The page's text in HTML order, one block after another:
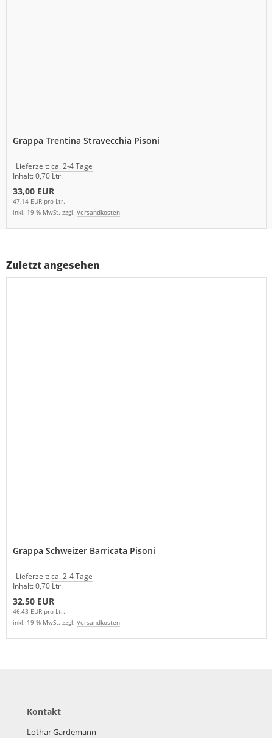
Grappa Trentina Stravecchia Pisoni
Lieferzeit:ca. 2-4 Tage
Inhalt: 0,70 Ltr.
33,00 EUR
47,14 EUR pro Ltr.
inkl. 19 % MwSt. zzgl. Versandkosten
Zuletzt angesehen
Grappa Schweizer Barricata Pisoni
Lieferzeit:ca. 2-4 Tage
Inhalt: 0,70 Ltr.
32,50 EUR
46,43 EUR pro Ltr.
inkl. 19 % MwSt. zzgl. Versandkosten
Kontakt
Lothar Gardemann